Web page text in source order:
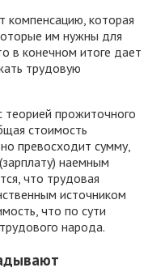
компенсацию, которая
им нужны для
в конечном итоге дает
трудовую
теорией прожиточного
стоимость
превосходит сумму,
наемным
что трудовая
источником
что по сути
народа.